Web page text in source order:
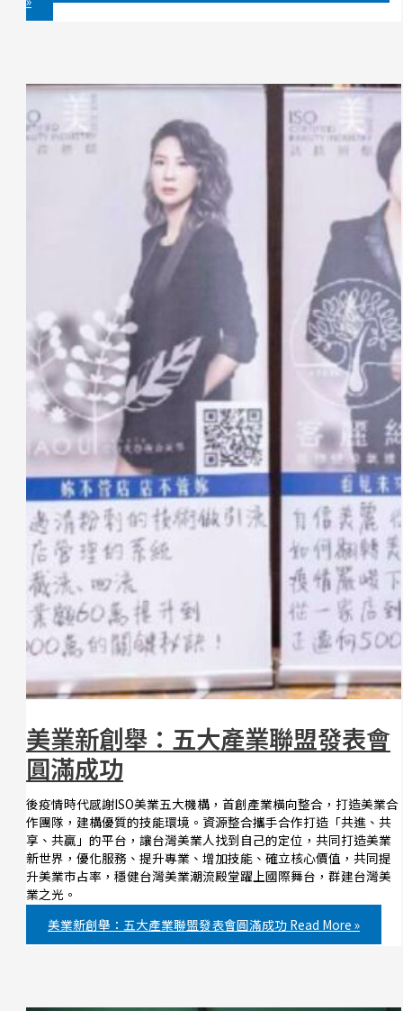
美業新創舉：五大產業聯盟發表會
圓滿成功
後疫情時代感謝ISO美業五大機構，首創產業橫向整合，打造美業合
作團隊，建構優質的技能環境。資源整合攜手合作打造「共進、共
享、共贏」的平台，讓台灣美業人找到自己的定位，共同打造美業
新世界，優化服務、提升專業、增加技能、確立核心價值，共同提
升美業市占率，穩健台灣美業潮流殿堂躍上國際舞台，群建台灣美
業之光。
美業新創舉：五大產業聯盟發表會圓滿成功 Read More »